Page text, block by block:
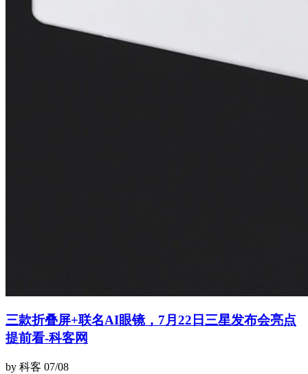
三款折叠屏+联名AI眼镜，7月22日三星发布会亮点
提前看-科客网
by 科客 07/08